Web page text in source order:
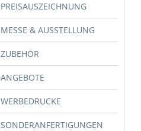
PREISAUSZEICHNUNG
MESSE & AUSSTELLUNG
ZUBEHÖR
ANGEBOTE
WERBEDRUCKE
SONDERANFERTIGUNGEN